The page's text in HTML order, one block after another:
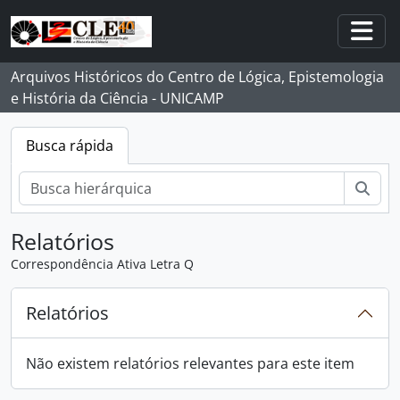
Skip to main content
Arquivos Históricos do Centro de Lógica, Epistemologia
e História da Ciência - UNICAMP
Busca rápida
Relatórios
Correspondência Ativa Letra Q
Relatórios
Não existem relatórios relevantes para este item